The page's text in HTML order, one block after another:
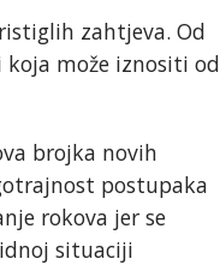
zahtjeva. Od
koja može iznositi od
brojka novih
postupaka
rokova jer se
situaciji